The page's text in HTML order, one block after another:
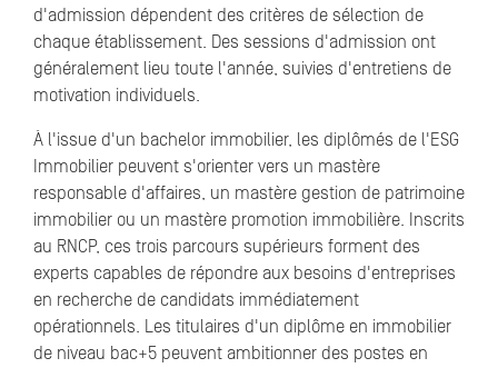
d'admission dépendent des critères de sélection de
chaque établissement. Des sessions d'admission ont
généralement lieu toute l'année, suivies d'entretiens de
motivation individuels.
À l'issue d'un bachelor immobilier, les diplômés de l'ESG
Immobilier peuvent s'orienter vers un mastère
responsable d'affaires, un mastère gestion de patrimoine
immobilier ou un mastère promotion immobilière. Inscrits
au RNCP, ces trois parcours supérieurs forment des
experts capables de répondre aux besoins d'entreprises
en recherche de candidats immédiatement
opérationnels. Les titulaires d'un diplôme en immobilier
de niveau bac+5 peuvent ambitionner des postes en